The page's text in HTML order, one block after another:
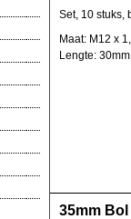
Set, 10 stuks,
Maat: M12 x
Lengte: 30mm
35mm